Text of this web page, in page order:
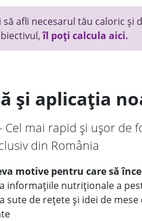
să afli necesarul tău caloric și
îl poți calcula aici.
și aplicația
Cel mai rapid și ușor
din România
motive pentru care să
informațiile nutriționale a
sute de rețete și idei de